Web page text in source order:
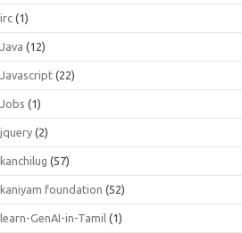
irc (1)
Java (12)
Javascript (22)
Jobs (1)
jquery (2)
kanchilug (57)
kaniyam foundation (52)
learn-GenAI-in-Tamil (1)